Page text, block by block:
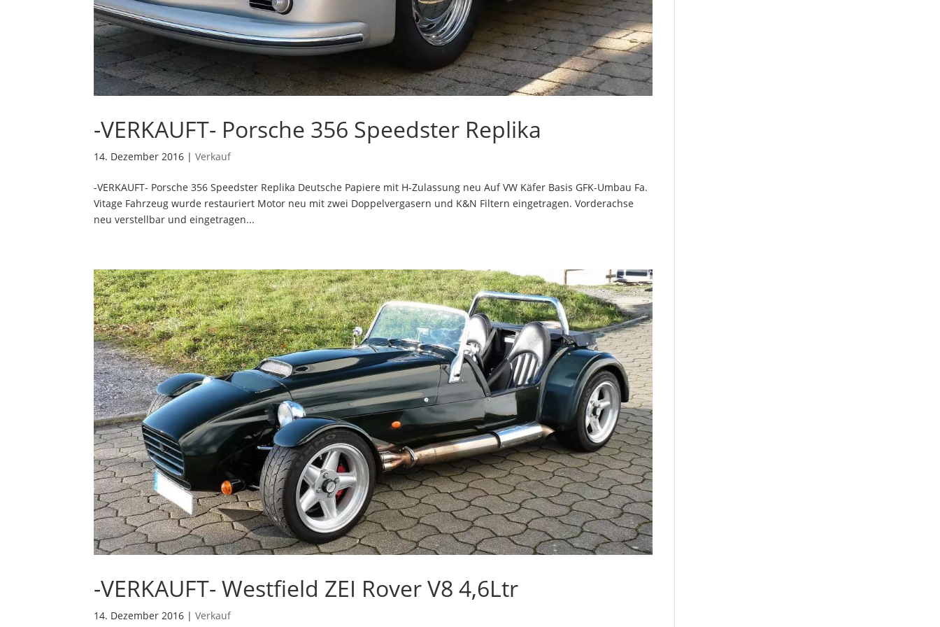
-VERKAUFT- Porsche 356 Speedster Replika
14. Dezember 2016 |Verkauf
-VERKAUFT- Porsche 356 Speedster Replika Deutsche Papiere mit H-Zulassung neu Auf VW Käfer Basis GFK-Umbau Fa.
Vitage Fahrzeug wurde restauriert Motor neu mit zwei Doppelvergasern und K&N Filtern eingetragen. Vorderachse
neu verstellbar und eingetragen...
-VERKAUFT- Westfield ZEI Rover V8 4,6Ltr
14. Dezember 2016 |Verkauf